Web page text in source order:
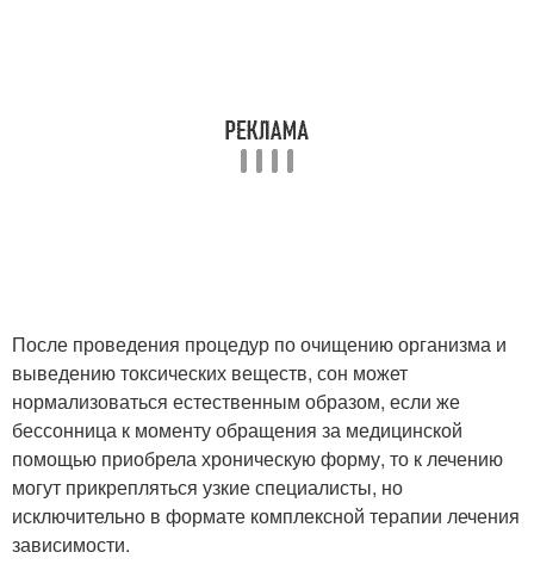
После проведения процедур по очищению организма и
выведению токсических веществ, сон может
нормализоваться естественным образом, если же
бессонница к моменту обращения за медицинской
помощью приобрела хроническую форму, то к лечению
могут прикрепляться узкие специалисты, но
исключительно в формате комплексной терапии лечения
зависимости.